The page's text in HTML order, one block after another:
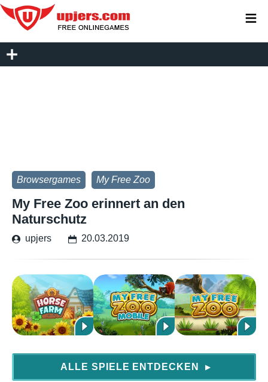
Browsergames My Free Zoo
My Free Zoo erinnert an den
Naturschutz
upjers 20.03.2019
ALLE SPIELE ENTDECKEN ▶
≡